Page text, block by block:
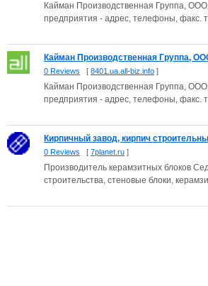
Кайман Производственная Группа,
предприятия - адрес, телефоны, факс.
Кайман Производственная Группа,
0 Reviews [ 8401.ua.all-biz.info ]
Кайман Производственная Группа,
предприятия - адрес, телефоны, факс.
Кирпичный завод, кирпич
0 Reviews [ 7planet.ru ]
Производитель керамзитных блоков
строительства, стеновые блоки,